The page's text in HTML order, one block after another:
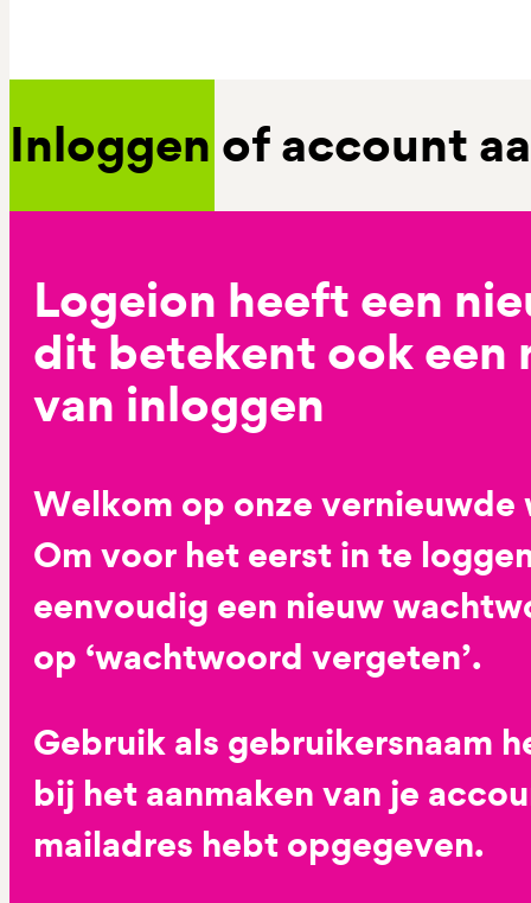
Inloggen of account
Logeion heeft een
dit betekent ook een
van inloggen
Welkom op onze vernieuwde
Om voor het eerst in te
eenvoudig een nieuw
op ‘wachtwoord vergeten’.
Gebruik als gebruikersnaam
bij het aanmaken van je
mailadres hebt opgegeven.